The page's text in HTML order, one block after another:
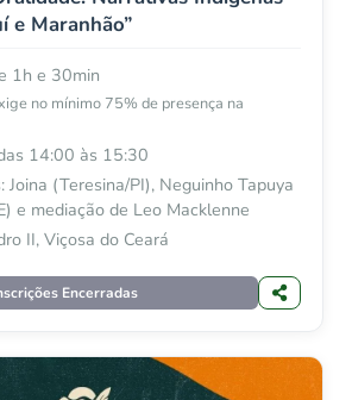
e Maranhão”
1h e 30min
no mínimo 75% de presença na
14:00 às 15:30
Joina (Teresina/PI), Neguinho Tapuya
e mediação de Leo Macklenne
II, Viçosa do Ceará
Encerradas